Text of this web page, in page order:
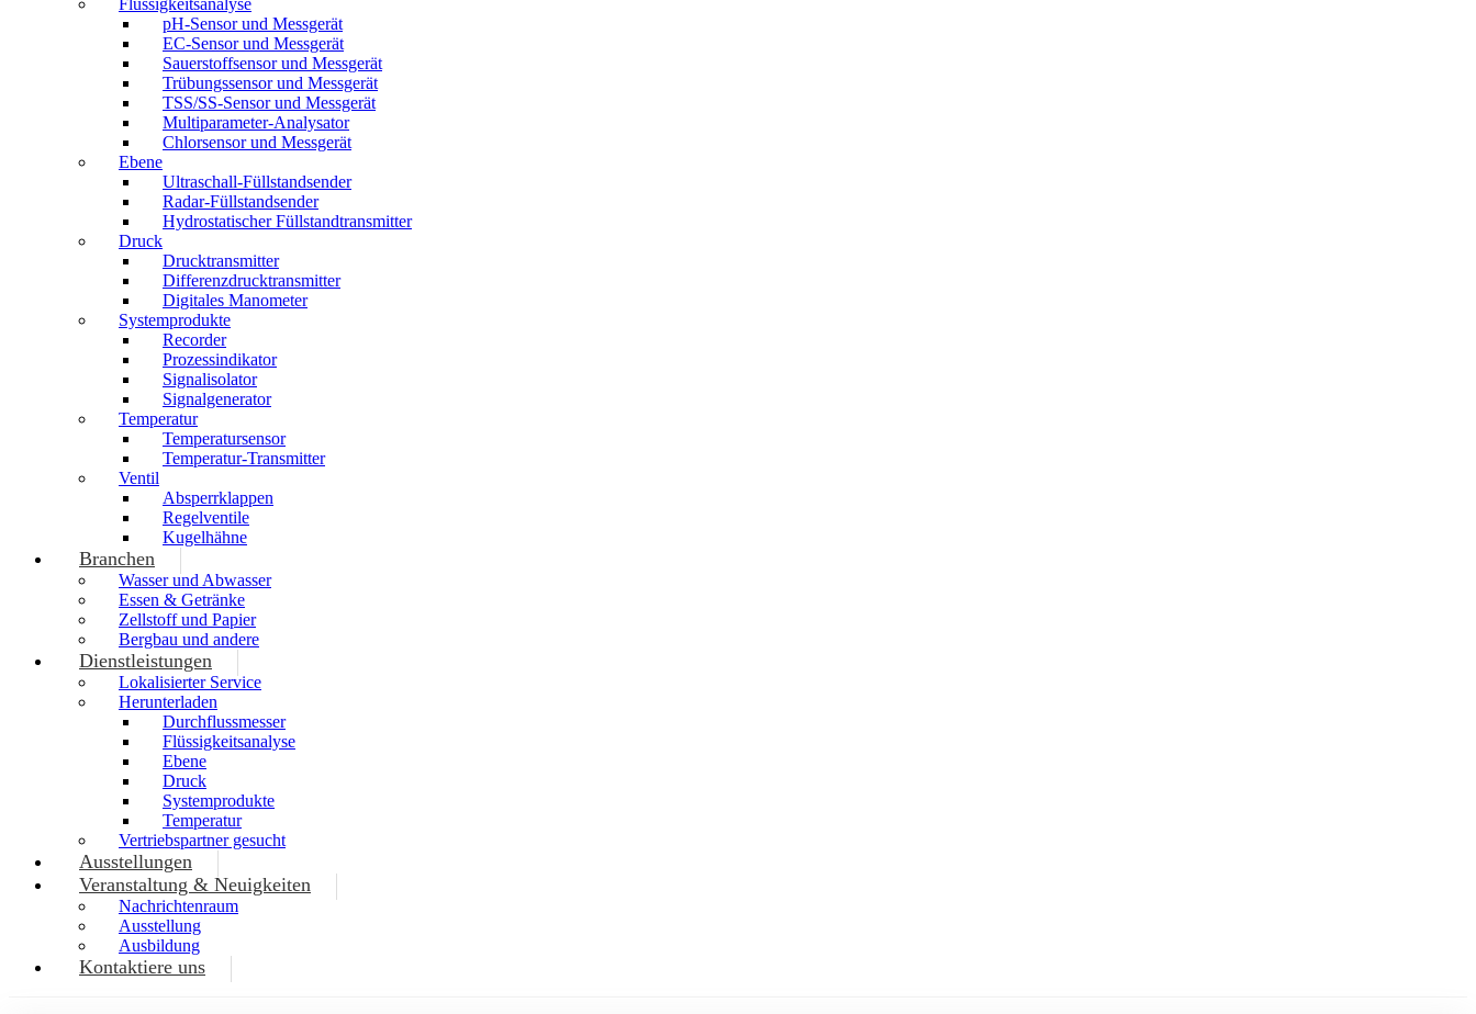
Flüssigkeitsanalyse
pH-Sensor und Messgerät
EC-Sensor und Messgerät
Sauerstoffsensor und Messgerät
Trübungssensor und Messgerät
TSS/SS-Sensor und Messgerät
Multiparameter-Analysator
Chlorsensor und Messgerät
Ebene
Ultraschall-Füllstandsender
Radar-Füllstandsender
Hydrostatischer Füllstandtransmitter
Druck
Drucktransmitter
Differenzdrucktransmitter
Digitales Manometer
Systemprodukte
Recorder
Prozessindikator
Signalisolator
Signalgenerator
Temperatur
Temperatursensor
Temperatur-Transmitter
Ventil
Absperrklappen
Regelventile
Kugelhähne
Branchen
Wasser und Abwasser
Essen & Getränke
Zellstoff und Papier
Bergbau und andere
Dienstleistungen
Lokalisierter Service
Herunterladen
Durchflussmesser
Flüssigkeitsanalyse
Ebene
Druck
Systemprodukte
Temperatur
Vertriebspartner gesucht
Ausstellungen
Veranstaltung & Neuigkeiten
Nachrichtenraum
Ausstellung
Ausbildung
Kontaktiere uns